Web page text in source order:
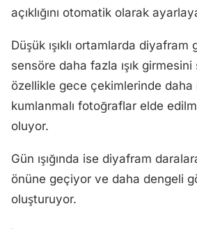
açıklığını otomatik olarak
Düşük ışıklı ortamlarda diyafram
sensöre daha fazla ışık girmesini
özellikle gece çekimlerinde
kumlanmalı fotoğraflar elde
oluyor.
Gün ışığında ise diyafram
önüne geçiyor ve daha dengeli
oluşturuyor.